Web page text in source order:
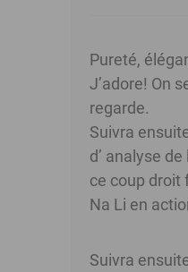
Pureté,
J’adore! On
regarde.
Suivra
d’ analyse
ce coup droit
Na Li en
Suivra